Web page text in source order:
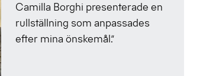
Camilla Borghi presenterade en
rullställning som anpassades
efter mina önskemål.”